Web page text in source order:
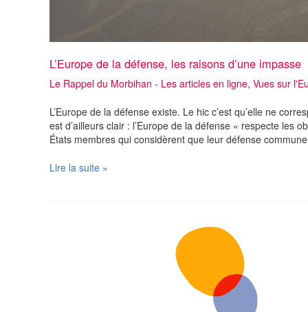
L’Europe de la défense, les raisons d’une impasse
Le Rappel du Morbihan - Les articles en ligne, Vues sur
L’Europe de la défense existe. Le hic c’est qu’elle ne
est d’ailleurs clair : l’Europe de la défense « respecte les
États membres qui considèrent que leur défense
L’Europe
Lire la suite »